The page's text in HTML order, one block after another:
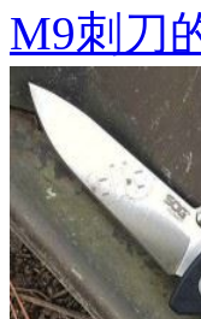
M9刺刀